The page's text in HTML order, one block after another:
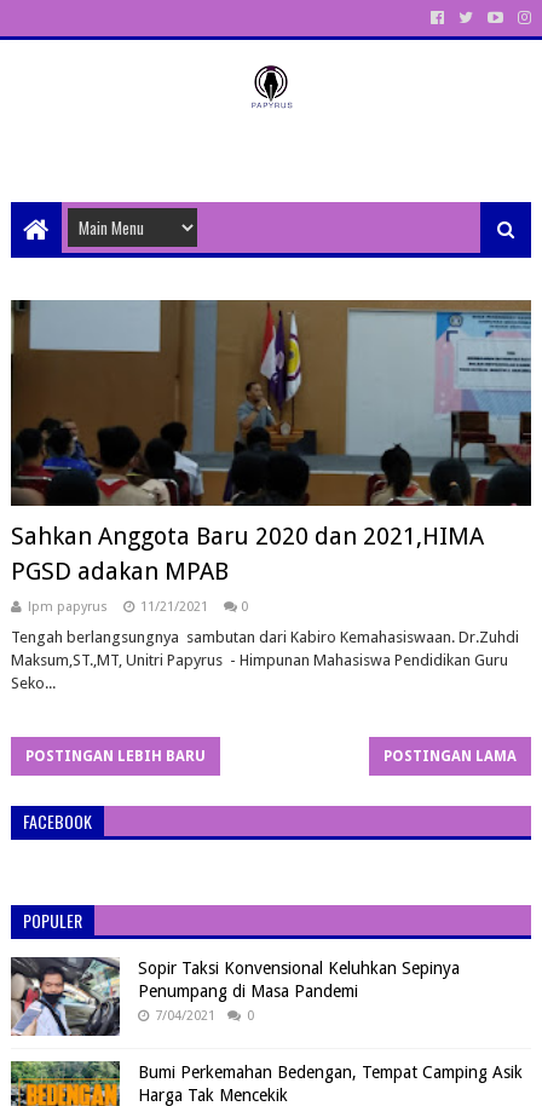
Sahkan Anggota Baru 2020 dan 2021,HIMA
PGSD adakan MPAB
lpm papyrus 11/21/2021 0
Tengah berlangsungnya sambutan dari Kabiro Kemahasiswaan. Dr.Zuhdi
Maksum,ST.,MT, Unitri Papyrus - Himpunan Mahasiswa Pendidikan Guru
Seko...
POSTINGAN LEBIH BARU POSTINGAN LAMA
FACEBOOK
POPULER
Sopir Taksi Konvensional Keluhkan Sepinya
Penumpang di Masa Pandemi
7/04/2021 0
Bumi Perkemahan Bedengan, Tempat Camping Asik
Harga Tak Mencekik